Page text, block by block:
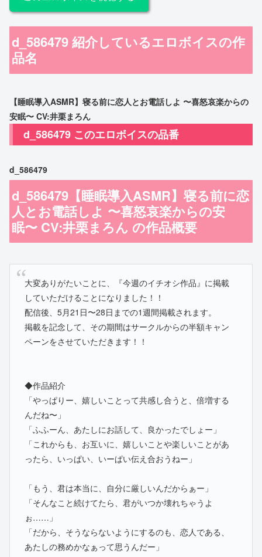
d_586479 紹介しているエロボイスの作
品名
【睡眠導入ASMR】寝る前に恋人とお電話しよ 〜喜怒哀楽からの
安眠〜 CV:井栗まろん
d_586479 このエロボイスの品番
d_586479
d_586479【睡眠導入ASMR】寝る前に恋
人とお電話しよ 〜喜怒哀楽からの安
眠〜 CV:井栗まろん の作品概要
大変ありがたいことに、『今週のイチオシ作品』に掲載
していただけることになりました！！
配信後、5月21日〜28日までの1週間掲載されます。
掲載を記念して、その期間はサークルからの半額キャン
ペーンをさせていただきます！！
◆作品紹介
「やっぱりー、嬉しいことって共感し合うと、倍増する
んだね〜」
「ふふーん、あたしにお話して、良かったでしょー」
「これからも、お互いに、嬉しいことや楽しいことがあ
ったら、いっぱい、いーぱい伝え合おうねー」
「もう、君は本当に、自分に厳しいんだからぁー」
「そんなこと続けてたら、君がいつか壊れちゃうよ
ぉ……」
「だから、そうならないようにするのも、恋人である、
あたしの務めかなぁって思うんだー」